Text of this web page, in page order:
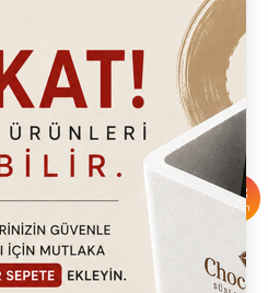
Chocoworld Karpuz
Marshmallow 1kg
%33
İndirim
399.20
600.00TL
Sepete Ekle